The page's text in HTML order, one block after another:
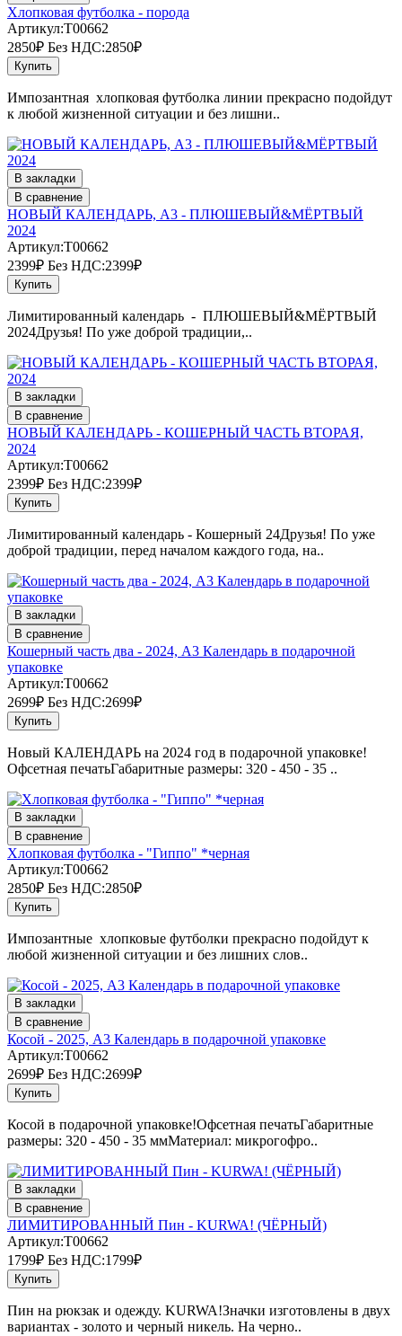
Хлопковая футболка - порода
Артикул:T00662
2850₽ Без НДС:2850₽
Купить
Импозантная хлопковая футболка линии прекрасно подойдут
к любой жизненной ситуации и без лишни..
В закладки
В сравнение
НОВЫЙ КАЛЕНДАРЬ, А3 - ПЛЮШЕВЫЙ&МЁРТВЫЙ
2024
Артикул:T00662
2399₽ Без НДС:2399₽
Купить
Лимитированный календарь - ПЛЮШЕВЫЙ&МЁРТВЫЙ
2024Друзья! По уже доброй традиции,..
В закладки
В сравнение
НОВЫЙ КАЛЕНДАРЬ - КОШЕРНЫЙ ЧАСТЬ ВТОРАЯ,
2024
Артикул:T00662
2399₽ Без НДС:2399₽
Купить
Лимитированный календарь - Кошерный 24Друзья! По уже
доброй традиции, перед началом каждого года, на..
В закладки
В сравнение
Кошерный часть два - 2024, А3 Календарь в подарочной
упаковке
Артикул:T00662
2699₽ Без НДС:2699₽
Купить
Новый КАЛЕНДАРЬ на 2024 год в подарочной упаковке!
Офсетная печатьГабаритные размеры: 320 - 450 - 35 ..
В закладки
В сравнение
Хлопковая футболка - "Гиппо" *черная
Артикул:T00662
2850₽ Без НДС:2850₽
Купить
Импозантные хлопковые футболки прекрасно подойдут к
любой жизненной ситуации и без лишних слов..
В закладки
В сравнение
Косой - 2025, А3 Календарь в подарочной упаковке
Артикул:T00662
2699₽ Без НДС:2699₽
Купить
Косой в подарочной упаковке!Офсетная печатьГабаритные
размеры: 320 - 450 - 35 ммМатериал: микрогофро..
В закладки
В сравнение
ЛИМИТИРОВАННЫЙ Пин - KURWA! (ЧЁРНЫЙ)
Артикул:T00662
1799₽ Без НДС:1799₽
Купить
Пин на рюкзак и одежду. KURWA!Значки изготовлены в двух
вариантах - золото и черный никель. На черно..